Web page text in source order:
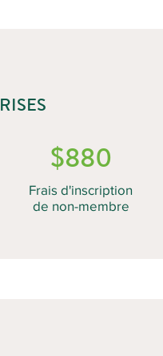
$880
Frais d'inscription
de non-membre